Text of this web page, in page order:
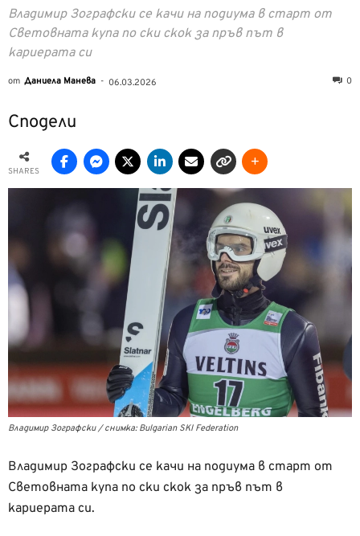
Владимир Зографски се качи на подиума в старт от
Световната купа по ски скок за пръв път в
кариерата си
от Даниела Манева - 06.03.2026 0
Сподели
SHARES
Владимир Зографски / снимка: Bulgarian SKI Federation
Владимир Зографски се качи на подиума в старт от
Световната купа по ски скок за пръв път в
кариерата си.